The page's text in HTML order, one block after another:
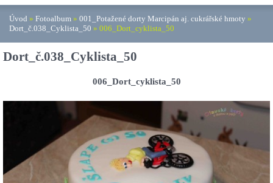
Úvod » Fotoalbum » 001_Potažené dorty Marcipán aj. cukrářské hmoty »
Dort_č.038_Cyklista_50 » 006_Dort_cyklista_50
Dort_č.038_Cyklista_50
006_Dort_cyklista_50